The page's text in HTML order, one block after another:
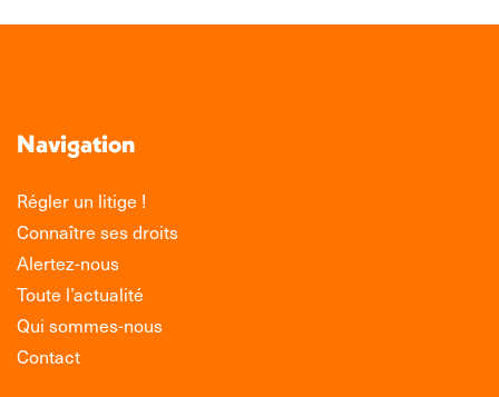
Navigation
Régler un litige !
Connaître ses droits
Alertez-nous
Toute l’actualité
Qui sommes-nous
Contact